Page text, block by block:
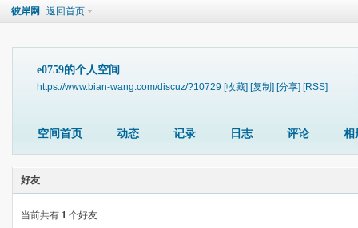
彼岸网 返回首页
e0759的个人空间
https://www.bian-wang.com/discuz/?10729 [收藏] [复制] [分享] [RSS]
空间首页 动态 记录 日志 评论 相
好友
当前共有 1 个好友